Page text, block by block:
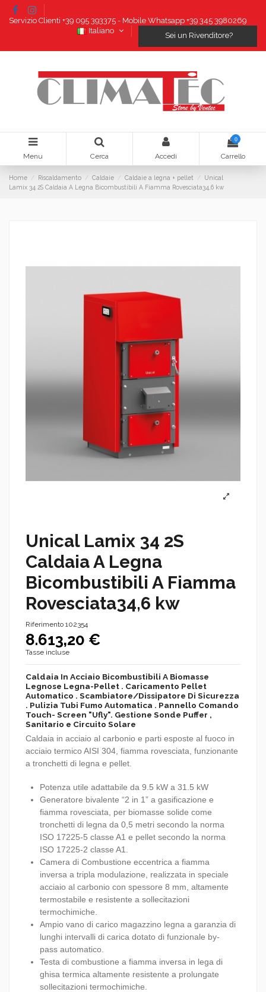
Servizio Clienti +39 095 393375 - Mobile Whatsapp +39 345 3980269
Italiano
Sei un Rivenditore?
Menu Cerca Accedi
0
Carrello
Home Riscaldamento Caldaie Caldaie a legna + pellet
Unical
Lamix 34 2S Caldaia A Legna Bicombustibili A Fiamma Rovesciata34,6 kw
Unical Lamix 34 2S
Caldaia A Legna
Bicombustibili A Fiamma
Rovesciata34,6 kw
Riferimento 102354
8.613,20 €
Tasse incluse
Caldaia In Acciaio Bicombustibili A Biomasse
Legnose Legna-Pellet . Caricamento Pellet
Automatico . Scambiatore/Dissipatore Di Sicurezza
. Pulizia Tubi Fumo Automatica . Pannello Comando
Touch- Screen "Ufly". Gestione Sonde Puffer ,
Sanitario e Circuito Solare
Caldaia in acciaio al carbonio e parti esposte al fuoco in
acciaio termico AISI 304, fiamma rovesciata, funzionante
a tronchetti di legna e pellet.
Potenza utile adattabile da 9.5 kW a 31.5 kW
Generatore bivalente “2 in 1” a gasificazione e
fiamma rovesciata, per biomasse solide come
tronchetti di legna da 0,5 metri secondo la norma
ISO 17225-5 classe A1 e pellet secondo la norma
ISO 17225-2 classe A1.
Camera di Combustione eccentrica a fiamma
inversa a tripla modulazione, realizzata in speciale
acciaio al carbonio con spessore 8 mm, altamente
termostabile e resistente a sollecitazioni
termochimiche.
Ampio vano di carico magazzino legna a garanzia di
lunghi intervalli di carica dotato di funzionale by-
pass automatico.
Testa di combustione a fiamma inversa in lega di
ghisa termica altamente resistente a prolungate
sollecitazioni termochimiche.